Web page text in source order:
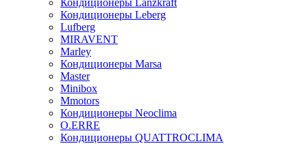
Кондиционеры Lanzkraft
Кондиционеры Leberg
Lufberg
MIRAVENT
Marley
Кондиционеры Marsa
Master
Minibox
Mmotors
Кондиционеры Neoclima
O.ERRE
Кондиционеры QUATTROCLIMA